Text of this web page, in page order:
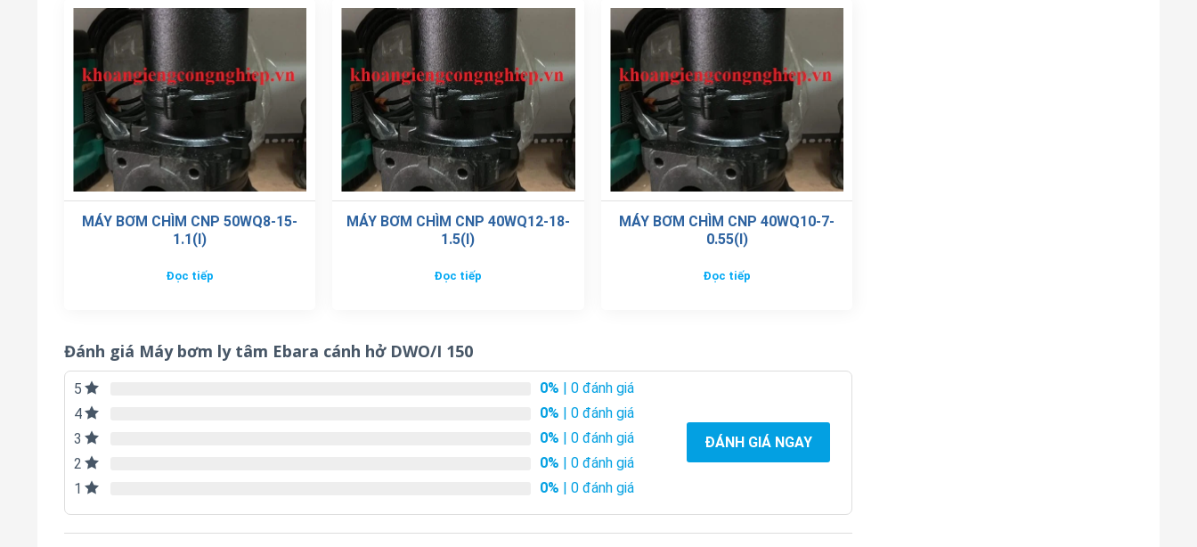
MÁY BƠM CHÌM CNP 50WQ8-15-
1.1(I)
Đọc tiếp
MÁY BƠM CHÌM CNP 40WQ12-18-
1.5(I)
Đọc tiếp
MÁY BƠM CHÌM CNP 40WQ10-7-
0.55(I)
Đọc tiếp
Đánh giá Máy bơm ly tâm Ebara cánh hở DWO/I 150
5 0% | 0 đánh giá
4
0% | 0 đánh giá
3
0% | 0 đánh giá
2
0% | 0 đánh giá
1
0% | 0 đánh giá
ĐÁNH GIÁ NGAY